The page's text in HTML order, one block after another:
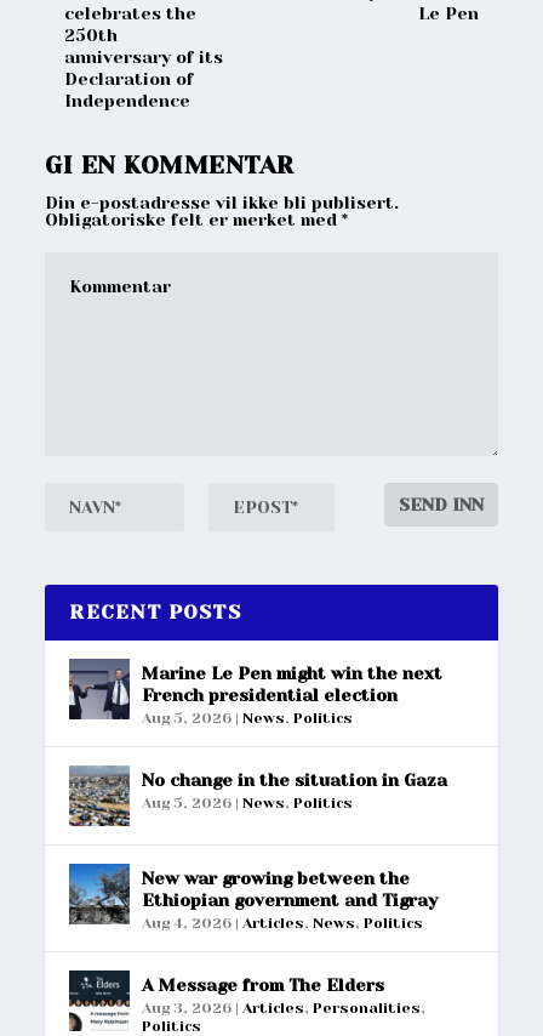
celebrates the
250th
anniversary of its
Declaration of
Independence
Le Pen
GI EN KOMMENTAR
Din e-postadresse vil ikke bli publisert.
Obligatoriske felt er merket med*
RECENT POSTS
Marine Le Pen might win the next
French presidential election
Aug 5, 2026 |News,Politics
No change in the situation in Gaza
Aug 5, 2026 |News,Politics
New war growing between the
Ethiopian government and Tigray
Aug 4, 2026 | Articles,News,Politics
A Message from The Elders
Aug 3, 2026 | Articles,Personalities,
Politics